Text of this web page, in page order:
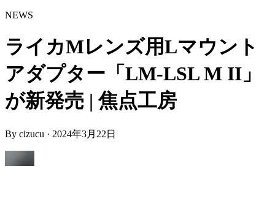
NEWS
ライカMレンズ用Lマウント
アダプター「LM-LSL M II」
が新発売 | 焦点工房
By cizucu · 2024年3月22日